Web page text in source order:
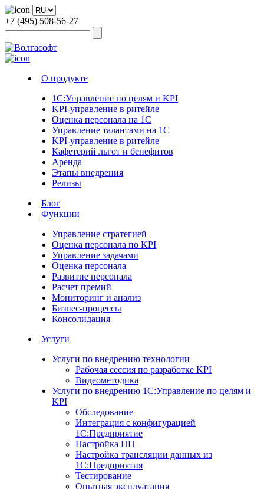
+7 (495) 508-56-27
О продукте
1С:Управление по целям и KPI
KPI-управление в ритейле
Оценка персонала на 1С
Управление талантами на 1С
KPI-управление в ритейле
Кафетерий льгот и бенефитов
Аренда
Этапы внедрения
Релизы
Блог
Функции
Управление стратегией
Оценка персонала по KPI
Управление задачами
Оценка персонала
Развитие персонала
Расчет премий
Мониторинг и анализ
Бизнес-процессы
Консолидация
Услуги
Услуги по внедрению технологии
Рабочая сессия по разработке KPI
Видеометодика
Услуги по внедрению 1С:Управление по целям и
KPI
Обследование
Интеграция с конфигурацией
1С:Предприятие
Настройка ПП
Настройка трансляции данных из
1С:Предприятия
Тестирование
Опытная эксплуатация